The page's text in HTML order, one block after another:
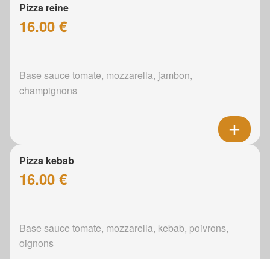
Pizza reine
16.00 €
Base sauce tomate, mozzarella, jambon,
champignons
Pizza kebab
16.00 €
Base sauce tomate, mozzarella, kebab, poivrons,
oignons